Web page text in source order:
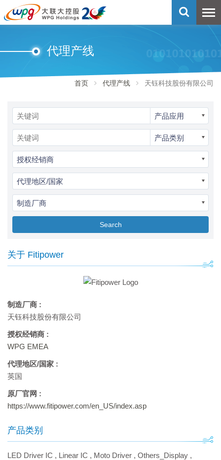
代理产线
首页 代理产线 天钰科技股份有限公司
产品应用
产品类别
授权经销商
代理地区/国家
制造厂商
Search
关于 Fitipower
制造厂商 :
天钰科技股份有限公司
授权经销商 :
WPG EMEA
代理地区/国家 :
英国
原厂官网 :
https://www.fitipower.com/en_US/index.asp
产品类别
LED Driver IC , Linear IC , Moto Driver , Others_Display ,